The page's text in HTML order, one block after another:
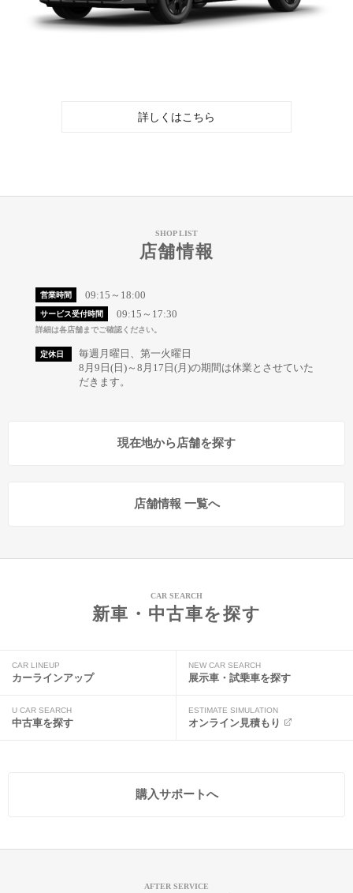
詳しくはこちら
SHOP LIST
店舗情報
営業時間 09:15～18:00
サービス受付時間 09:15～17:30
詳細は各店舗までご確認ください。
定休日
毎週月曜日、第一火曜日
8月9日(日)～8月17日(月)の期間は休業とさせていた
だきます。
現在地から店舗を探す
店舗情報 一覧へ
CAR SEARCH
新車・中古車を探す
CAR LINEUP
カーラインアップ
NEW CAR SEARCH
展示車・試乗車を探す
U CAR SEARCH
中古車を探す
ESTIMATE SIMULATION
オンライン見積もり
購入サポートへ
AFTER SERVICE